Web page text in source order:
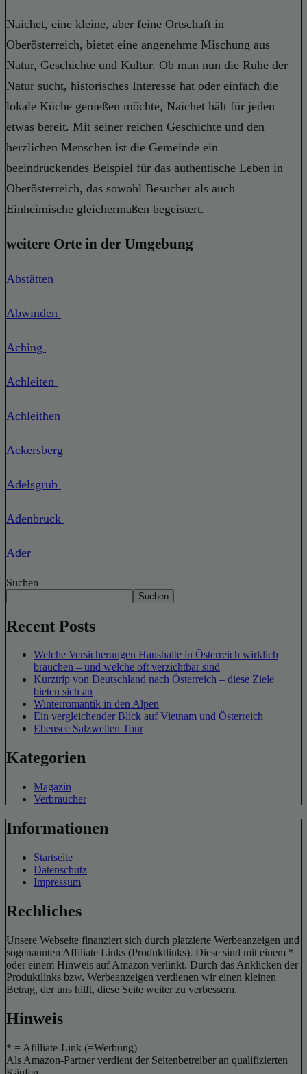
Naichet, eine kleine, aber feine Ortschaft in
Oberösterreich, bietet eine angenehme Mischung aus
Natur, Geschichte und Kultur. Ob man nun die Ruhe der
Natur sucht, historisches Interesse hat oder einfach die
lokale Küche genießen möchte, Naichet hält für jeden
etwas bereit. Mit seiner reichen Geschichte und den
herzlichen Menschen ist die Gemeinde ein
beeindruckendes Beispiel für das authentische Leben in
Oberösterreich, das sowohl Besucher als auch
Einheimische gleichermaßen begeistert.
weitere Orte in der Umgebung
Abstätten
Abwinden
Aching
Achleiten
Achleithen
Ackersberg
Adelsgrub
Adenbruck
Ader
Suchen
Suchen
Recent Posts
Welche Versicherungen Haushalte in Österreich wirklich
brauchen – und welche oft verzichtbar sind
Kurztrip von Deutschland nach Österreich – diese Ziele
bieten sich an
Winterromantik in den Alpen
Ein vergleichender Blick auf Vietnam und Österreich
Ebensee Salzwelten Tour
Kategorien
Magazin
Verbraucher
Informationen
Startseite
Datenschutz
Impressum
Rechliches
Unsere Webseite finanziert sich durch platzierte Werbeanzeigen und
sogenannten Affiliate Links (Produktlinks). Diese sind mit einem *
oder einem Hinweis auf Amazon verlinkt. Durch das Anklicken der
Produktlinks bzw. Werbeanzeigen verdienen wir einen kleinen
Betrag, der uns hilft, diese Seite weiter zu verbessern.
Hinweis
* = Afilliate-Link (=Werbung)
Als Amazon-Partner verdient der Seitenbetreiber an qualifizierten